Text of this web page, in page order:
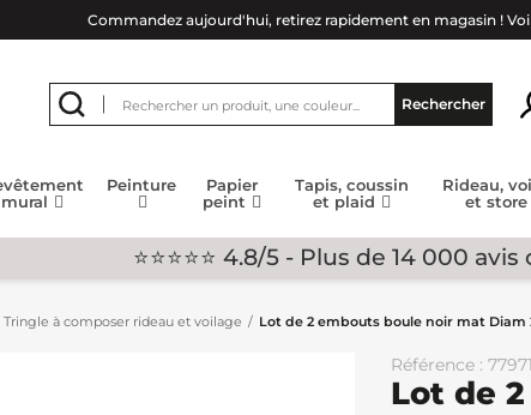
Commandez aujourd'hui, retirez rapidement en magasin !
Rechercher
mural
Peinture
Papier
peint
Tapis, coussin
et plaid
Rideau,
et store
⭐⭐⭐⭐⭐ 4.8/5 - Plus de 14 000
Tringle à composer rideau et voilage Lot de 2 embouts boule noir mat Diam
Référence : 77971
Lot de